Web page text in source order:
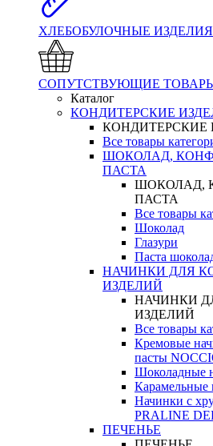
ХЛЕБОБУЛОЧНЫЕ ИЗДЕЛИЯ
СОПУТСТВУЮЩИЕ
Каталог
КОНДИТЕРСКИЕ
КОНДИТЕРСКИЕ
Все товары
ШОКОЛАД,
ПАСТА
ШОКОЛАД,
ПАСТА
Все товары
Шоколад
Глазури
Паста
НАЧИНКИ ДЛЯ
ИЗДЕЛИЙ
НАЧИНКИ
ИЗДЕЛИЙ
Все товары
Кремовые
пасты
Шоколадные
Карамельные
Начинки с
PRALINE
ПЕЧЕНЬЕ